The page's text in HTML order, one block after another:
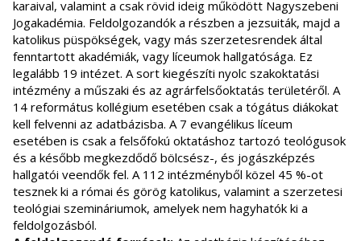
karaival, valamint a csak rövid ideig működött Nagyszebeni
Jogakadémia. Feldolgozandók a részben a jezsuiták, majd a
katolikus püspökségek, vagy más szerzetesrendek által
fenntartott akadémiák, vagy líceumok hallgatósága. Ez
legalább 19 intézet. A sort kiegészíti nyolc szakoktatási
intézmény a műszaki és az agrárfelsőoktatás területéről. A
14 református kollégium esetében csak a tógátus diákokat
kell felvenni az adatbázisba. A 7 evangélikus líceum
esetében is csak a felsőfokú oktatáshoz tartozó teológusok
és a később megkezdődő bölcsész-, és jogászképzés
hallgatói veendők fel. A 112 intézményből közel 45 %-ot
tesznek ki a római és görög katolikus, valamint a szerzetesi
teológiai szemináriumok, amelyek nem hagyhatók ki a
feldolgozásból.